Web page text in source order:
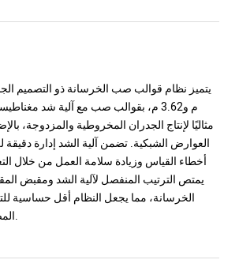
م و3.62 م، بقوالب صب مع آلية شد
مثاليًا لإنتاج الجدران المخروطية والمزدوجة،
العوارض الشبكية. تضمن آلية الشد إدارة
أخطاء القياس وزيادة سلامة العمل من خلال
يمتص الترتيب المنفصل لآلية الشد ومقبض
الخرسانة، مما يجعل النظام أقل حساسية
المصاريع القديمة بسهولة.